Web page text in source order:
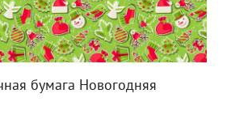
бумага Новогодняя